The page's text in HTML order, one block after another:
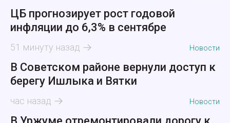
ЦБ прогнозирует рост годовой
инфляции до 6,3% в сентябре
51 минуту назад Новости
В Советском районе вернули доступ к
берегу Ишлыка и Вятки
час назад Новости